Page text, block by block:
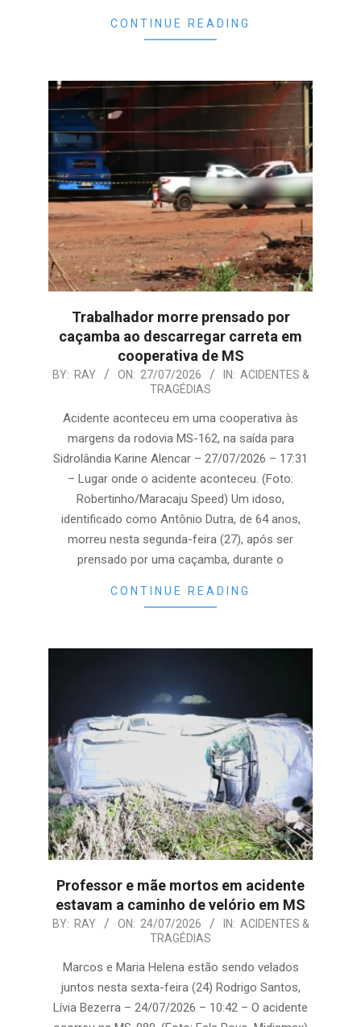
CONTINUE READING
Trabalhador morre prensado por
caçamba ao descarregar carreta em
cooperativa de MS
2026-
BY: RAY ON: 27/07/2026 IN: ACIDENTES &
TRAGÉDIAS
Acidente aconteceu em uma cooperativa às
margens da rodovia MS-162, na saída para
Sidrolândia Karine Alencar – 27/07/2026 – 17:31
– Lugar onde o acidente aconteceu. (Foto:
Robertinho/Maracaju Speed) Um idoso,
identificado como Antônio Dutra, de 64 anos,
morreu nesta segunda-feira (27), após ser
prensado por uma caçamba, durante o
CONTINUE READING
Professor e mãe mortos em acidente
estavam a caminho de velório em MS
2026-
BY: RAY ON: 24/07/2026 IN: ACIDENTES &
TRAGÉDIAS
Marcos e Maria Helena estão sendo velados
juntos nesta sexta-feira (24) Rodrigo Santos,
Lívia Bezerra – 24/07/2026 – 10:42 – O acidente